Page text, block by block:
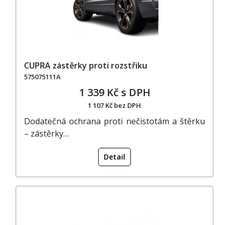
CUPRA zástěrky proti rozstřiku
575075111A
1 339 Kč s DPH
1 107 Kč bez DPH
Dodatečná ochrana proti nečistotám a štěrku
– zástěrky…
Detail